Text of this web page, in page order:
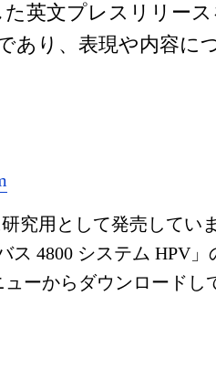
た英文プレスリリー
あり、表現や内容に
究用として発売していま
ス 4800 システム HPV」
ーからダウンロードし